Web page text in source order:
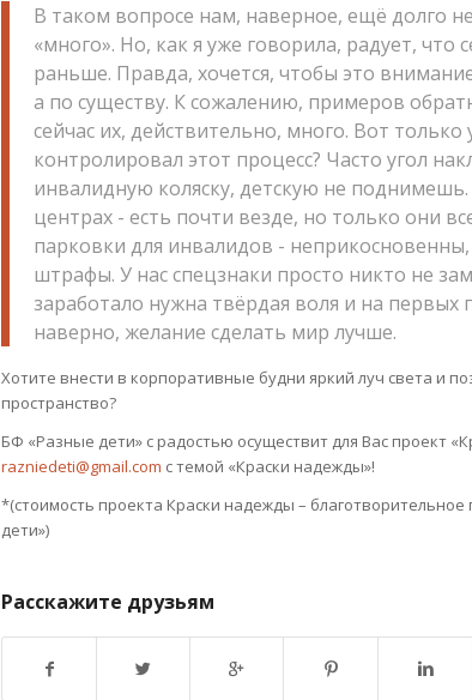
В таком вопросе нам, наверное, ещё долго
«много». Но, как я уже говорила, радует, что
раньше. Правда, хочется, чтобы это
а по существу. К сожалению, примеров
сейчас их, действительно, много. Вот
контролировал этот процесс? Часто угол
инвалидную коляску, детскую не
центрах - есть почти везде, но только они
парковки для инвалидов -
штрафы. У нас спецзнаки просто никто не
заработало нужна твёрдая воля и на первых
наверно, желание сделать мир лучше.
Хотите внести в корпоративные будни яркий луч света и
пространство?
БФ «Разные дети» с радостью осуществит для Вас проект
razniedeti@gmail.com с темой «Краски надежды»!
*(стоимость проекта Краски надежды –
дети»)
Расскажите друзьям